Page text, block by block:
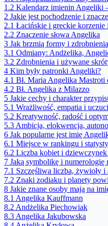
1.2 Kalendarz imienin Angeliki
2 Jakie jest pochodzenie i
2.1 Łacińskie i greckie korzenie
2.2 Znaczenie słowa Angelika
3 Jak brzmią formy i
3.1 Odmiany: Andżelika,
3.2 Zdrobnienia i używane
4 Kim były patronki Angeliki?
4.1 Bł. Maria Angelika Mastroti
4.2 Bł. Angelika z Milazzo
5 Jakie cechy i charakter
5.1 Wrażliwość, empatia i
5.2 Kreatywność, radość i
5.3 Ambicja, elokwencja,
6 Jak popularne jest imię
6.1 Miejsce w rankingu i
6.2 Liczba kobiet i
7 Jaką symbolikę i numerologię
7.1 Szczęśliwa liczba, żywioły
7.2 Znaki zodiaku i planety
8 Jakie znane osoby mają na
8.1 Angelika Kauffmann
8.2 Andżelika Piechowiak
8.3 Angelika Jakubowska